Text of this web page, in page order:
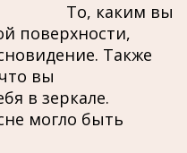
То, каким вы
поверхности,
Также
вы
в зеркале.
могло быть